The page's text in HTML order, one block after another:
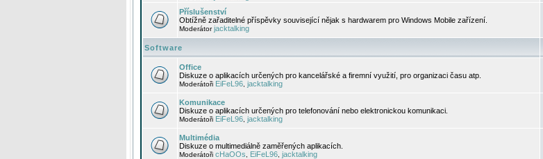
Příslušenství
Obtížně zařaditelné příspěvky související nějak s hardwarem pro Windows Mobile zařízení.
Moderátorjacktalking
Software
Office
Diskuze o aplikacích určených pro kancelářské a firemní využití, pro organizaci času atp.
Moderátoři EiFeL96 jacktalking
Komunikace
Diskuze o aplikacích určených pro telefonování nebo elektronickou komunikaci.
Moderátoři EiFeL96 jacktalking
Multimédia
Diskuze o multimediálně zaměřených aplikacích.
Moderátoři cHaOOs EiFeL96 jacktalking